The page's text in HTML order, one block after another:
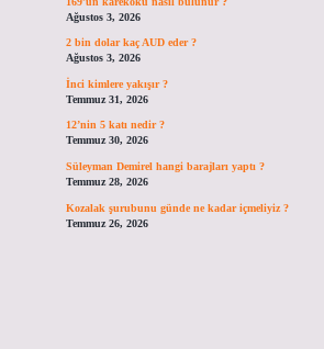
Ağustos 3, 2026
2 bin dolar kaç AUD eder ?
Ağustos 3, 2026
İnci kimlere yakışır ?
Temmuz 31, 2026
12’nin 5 katı nedir ?
Temmuz 30, 2026
Süleyman Demirel hangi barajları yaptı ?
Temmuz 28, 2026
Kozalak şurubunu günde ne kadar içmeliyiz ?
Temmuz 26, 2026